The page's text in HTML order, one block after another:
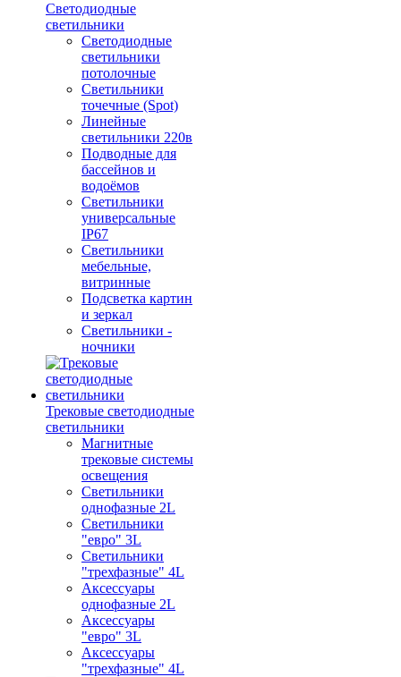
Светодиодные
светильники
Светодиодные
светильники
потолочные
Светильники
точечные (Spot)
Линейные
светильники 220в
Подводные для
бассейнов и
водоёмов
Светильники
универсальные
IP67
Светильники
мебельные,
витринные
Подсветка картин
и зеркал
Светильники -
ночники
Трековые светодиодные
светильники
Магнитные
трековые системы
освещения
Светильники
однофазные 2L
Светильники
"евро" 3L
Светильники
"трехфазные" 4L
Аксессуары
однофазные 2L
Аксессуары
"евро" 3L
Аксессуары
"трехфазные" 4L